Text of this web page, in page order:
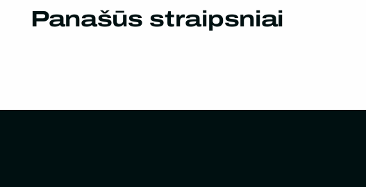
Panašūs straipsniai